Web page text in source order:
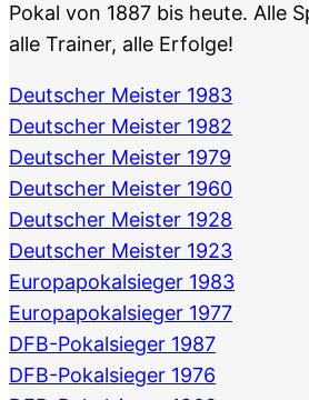
Pokal von 1887 bis heute. Alle
alle Trainer, alle Erfolge!
Deutscher Meister 1983
Deutscher Meister 1982
Deutscher Meister 1979
Deutscher Meister 1960
Deutscher Meister 1928
Deutscher Meister 1923
Europapokalsieger 1983
Europapokalsieger 1977
DFB-Pokalsieger 1987
DFB-Pokalsieger 1976